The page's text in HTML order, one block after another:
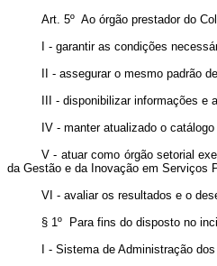
Art. 5º Ao órgão prestador do
I - garantir as condições
II - assegurar o mesmo padrão
III - disponibilizar informações
IV - manter atualizado o
V - atuar como órgão setorial
da Gestão e da Inovação em Serviços
VI - avaliar os resultados e o
§ 1º Para fins do disposto no
I - Sistema de Administração